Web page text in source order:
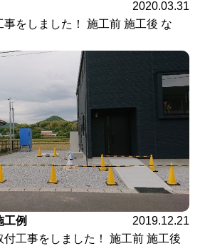
2020.03.31
をしました！ 施工前 施工後 な
工例
2019.12.21
工事をしました！ 施工前 施工後